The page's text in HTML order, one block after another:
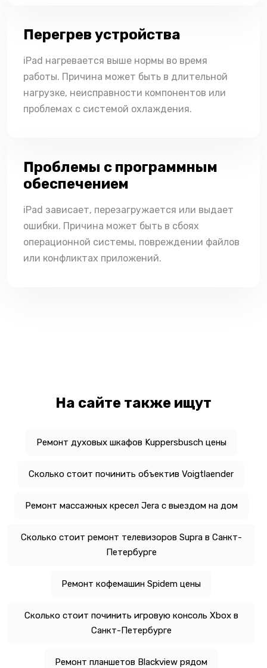
Перегрев устройства
iPad нагревается выше нормы во время
работы. Причина может быть в длительной
нагрузке, неисправности компонентов или
проблемах с системой охлаждения.
Проблемы с программным
обеспечением
iPad зависает, перезагружается или выдает
ошибки. Причина может быть в сбоях
операционной системы, повреждении файлов
или конфликтах приложений.
На сайте также ищут
Ремонт духовых шкафов Kuppersbusch цены
Сколько стоит починить объектив Voigtlaender
Ремонт массажных кресел Jera с выездом на дом
Сколько стоит ремонт телевизоров Supra в Санкт-
Петербурге
Ремонт кофемашин Spidem цены
Сколько стоит починить игровую консоль Xbox в
Санкт-Петербурге
Ремонт планшетов Blackview рядом